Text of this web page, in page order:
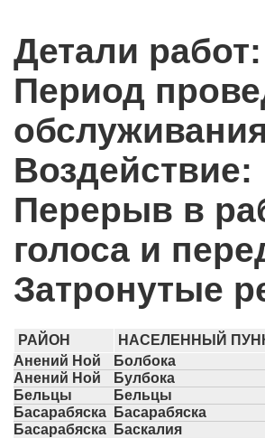
Детали работ:
Период
Воздействие:
Перерыв в
голоса и
Затронутые
РАЙОН НАСЕЛЕННЫЙ
Анений Ной
Болбока
Анений Ной
Булбока
Бельцы
Бельцы
Басарабяска
Басарабяска
Басарабяска
Баскалия